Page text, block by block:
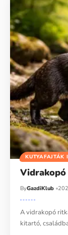
KUTYAFAJTÁK
Vidrakopó
ByGazdiKlub
A vidrakopó
kitartó,